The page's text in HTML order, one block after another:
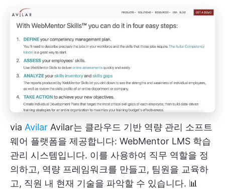
via Avilar Avilar는 클라우드 기반 역량 관리 소프트
웨어 플랫폼을 제공합니다: WebMentor LMS 학습
관리 시스템입니다. 이를 사용하여 직무 역할을 정
의하고, 역량 프레임워크를 만들고, 팀원을 교육하
고, 직원 내 현재 기술을 파악할 수 있습니다. 📊